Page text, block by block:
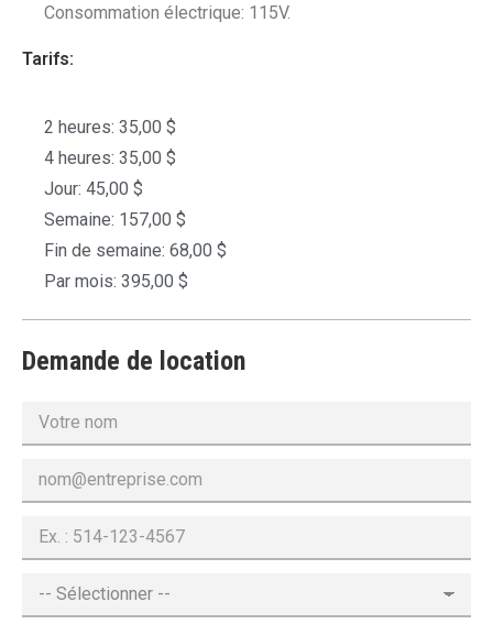
Consommation électrique: 115V.
Tarifs:
2 heures: 35,00 $
4 heures: 35,00 $
Jour: 45,00 $
Semaine: 157,00 $
Fin de semaine: 68,00 $
Par mois: 395,00 $
Demande de location